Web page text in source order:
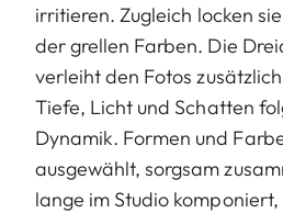
irritieren. Zugleich locken
der grellen Farben. Die
verleiht den Fotos
Tiefe, Licht und Schatten
Dynamik. Formen und
ausgewählt, sorgsam
lange im Studio